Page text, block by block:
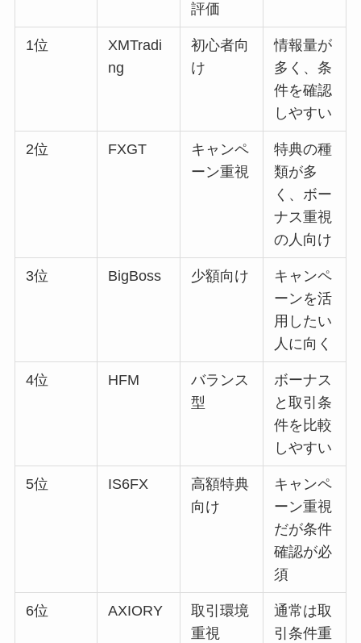
評価
1位
XMTradi
ng
初心者向
け
情報量が
多く、条
件を確認
しやすい
2位 FXGT
キャンペ
ーン重視
特典の種
類が多
く、ボー
ナス重視
の人向け
3位 BigBoss 少額向け
キャンペ
ーンを活
用したい
人に向く
4位 HFM
バランス
型
ボーナス
と取引条
件を比較
しやすい
5位 IS6FX
高額特典
向け
キャンペ
ーン重視
だが条件
確認が必
須
6位 AXIORY
取引環境
重視
通常は取
引条件重